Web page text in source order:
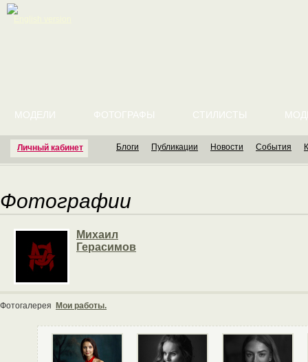
Личный кабинет
МОДЕЛИ ФОТОГРАФЫ СТИЛИСТЫ
Блоги Публикации Новости События
Фотографии
Михаил
Герасимов
Фотогалерея Мои работы.